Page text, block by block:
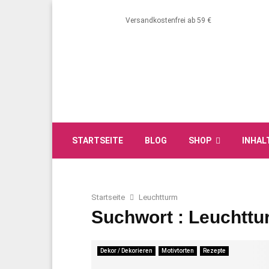
Versandkostenfrei ab 59 €
STARTSEITE BLOG SHOP
Startseite Leuchtturm
Suchwort :
Dekor / Dekorieren Motivtorten Rezepte